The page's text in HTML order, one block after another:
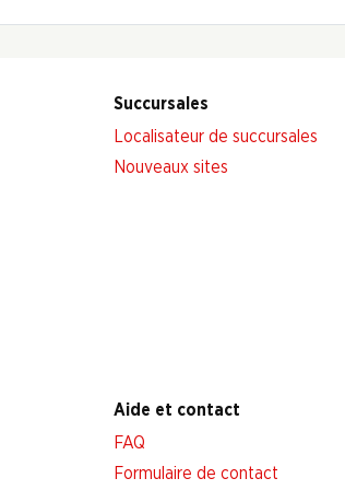
Succursales
Localisateur de succursales
Nouveaux sites
Aide et contact
FAQ
Formulaire de contact